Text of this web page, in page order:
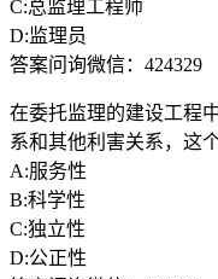
C:总监理工程师
D:监理员
答案问询微信：424329
在委托监理的建设工程
系和其他利害关系，这
A:服务性
B:科学性
C:独立性
D:公正性